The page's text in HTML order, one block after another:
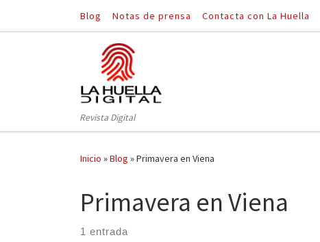
Saltar al contenido
Blog Notas de prensa Contacta con La Huella
Revista Digital
Inicio »Blog »Primavera en Viena
Primavera en Viena
1 entrada